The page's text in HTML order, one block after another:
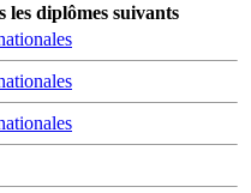
les diplômes suivants